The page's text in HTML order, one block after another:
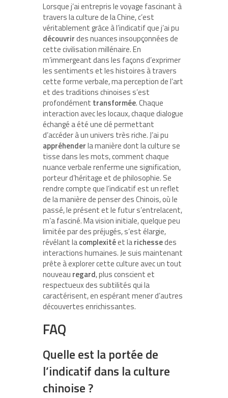
Lorsque j’ai entrepris le voyage fascinant à
travers la culture de la Chine, c’est
véritablement grâce à l’indicatif que j’ai pu
découvrirdes nuances insoupçonnées de
cette civilisation millénaire. En
m’immergeant dans les façons d’exprimer
les sentiments et les histoires à travers
cette forme verbale, ma perception de l’art
et des traditions chinoises s’est
profondément transformée. Chaque
interaction avec les locaux, chaque dialogue
échangé a été une clé permettant
d’accéder à un univers très riche. J’ai pu
appréhenderla manière dont la culture se
tisse dans les mots, comment chaque
nuance verbale renferme une signification,
porteur d’héritage et de philosophie. Se
rendre compte que l’indicatif est un reflet
de la manière de penser des Chinois, où le
passé, le présent et le futur s’entrelacent,
m’a fasciné. Ma vision initiale, quelque peu
limitée par des préjugés, s’est élargie,
révélant lacomplexitéet larichessedes
interactions humaines. Je suis maintenant
prête à explorer cette culture avec un tout
nouveau regard, plus conscient et
respectueux des subtilités qui la
caractérisent, en espérant mener d’autres
découvertes enrichissantes.
FAQ
Quelle est la portée de
l’indicatif dans la culture
chinoise ?